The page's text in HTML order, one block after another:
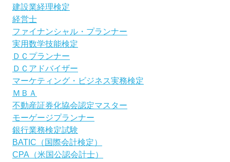
建設業経理検定
経営士
ファイナンシャル・プランナー
実用数学技能検定
ＤＣプランナー
ＤＣアドバイザー
マーケティング・ビジネス実務検定
ＭＢＡ
不動産証券化協会認定マスター
モーゲージプランナー
銀行業務検定試験
BATIC（国際会計検定）
CPA（米国公認会計士）